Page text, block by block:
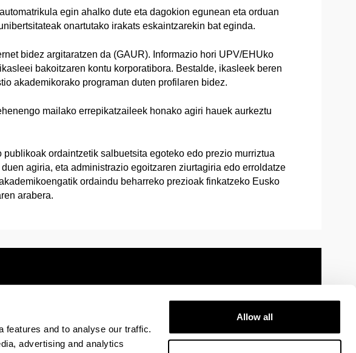
features and to analyse our traffic.
advertising and analytics
Allow all
egin ahalko dute eta dagokion egunean eta orduan
onartutako irakats eskaintzarekin bat eginda.
bidez argitaratzen da (GAUR). Informazio hori UPV/EHUko
bakoitzaren kontu korporatibora. Bestalde, ikasleek beren
akademikorako programan duten profilaren bidez.
mailako errepikatzaileek honako agiri hauek aurkeztu
ordaintzetik salbuetsita egoteko edo prezio murriztua
agiria, eta administrazio egoitzaren ziurtagiria edo erroldatze
ordaindu beharreko prezioak finkatzeko Eusko
arabera.
Contact